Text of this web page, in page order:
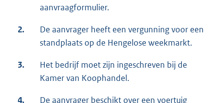
aanvraagformulier.
2.
De aanvrager heeft een vergunning voor een
standplaats op de Hengelose weekmarkt.
3.
Het bedrijf moet zijn ingeschreven bij de
Kamer van Koophandel.
4. De aanvrager beschikt over een voertuig